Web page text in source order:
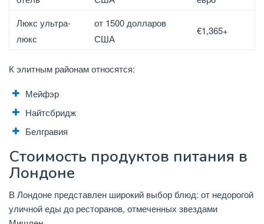
Люкс ультра-
люкс
от 1500 долларов
США
€1,365+
К элитным районам относятся:
Мейфэр
Найтсбридж
Белгравия
Стоимость продуктов питания в
Лондоне
В Лондоне представлен широкий выбор блюд: от недорогой
уличной еды до ресторанов, отмеченных звездами